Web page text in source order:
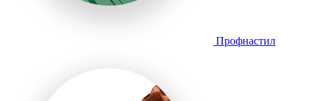
Профнастил